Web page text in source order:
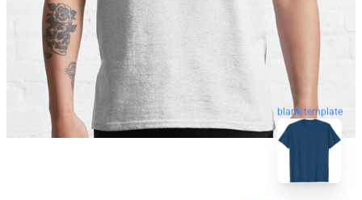
blank template